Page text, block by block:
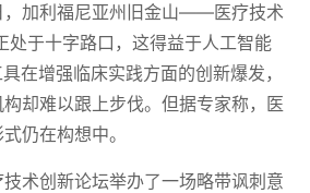
，加利福尼亚州旧金山——医疗技术
处于十字路口，这得益于人工智能
在增强临床实践方面的创新爆发，
却难以跟上步伐。但据专家称，医
仍在构想中。
术创新论坛举办了一场略带讽刺意